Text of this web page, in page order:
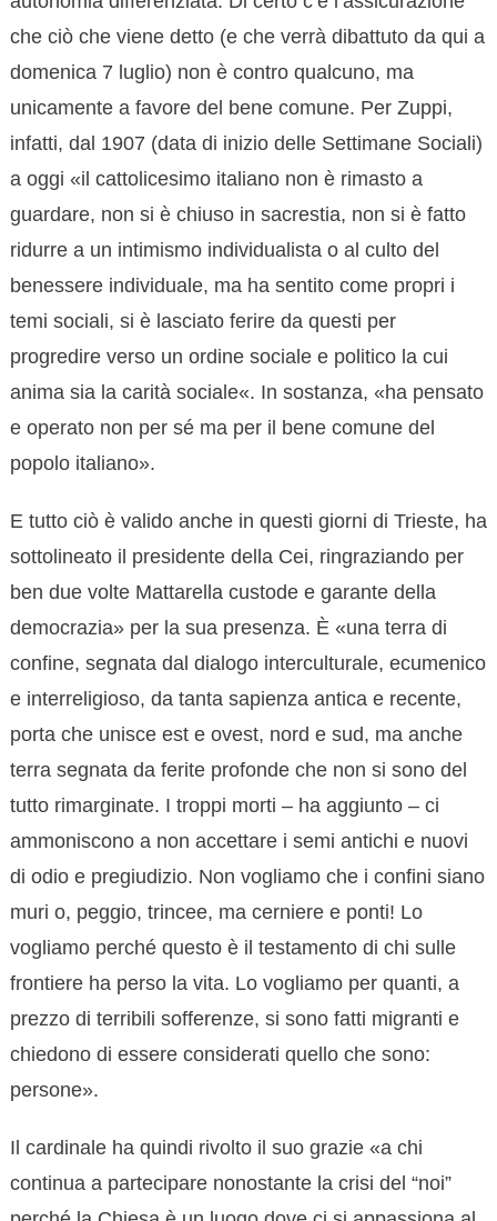
che ciò che viene detto (e che verrà dibattuto da qui a
domenica 7 luglio) non è contro qualcuno, ma
unicamente a favore del bene comune. Per Zuppi,
infatti, dal 1907 (data di inizio delle Settimane Sociali)
a oggi «il cattolicesimo italiano non è rimasto a
guardare, non si è chiuso in sacrestia, non si è fatto
ridurre a un intimismo individualista o al culto del
benessere individuale, ma ha sentito come propri i
temi sociali, si è lasciato ferire da questi per
progredire verso un ordine sociale e politico la cui
anima sia la carità sociale«. In sostanza, «ha pensato
e operato non per sé ma per il bene comune del
popolo italiano».
E tutto ciò è valido anche in questi giorni di Trieste, ha
sottolineato il presidente della Cei, ringraziando per
ben due volte Mattarella custode e garante della
democrazia» per la sua presenza. È «una terra di
confine, segnata dal dialogo interculturale, ecumenico
e interreligioso, da tanta sapienza antica e recente,
porta che unisce est e ovest, nord e sud, ma anche
terra segnata da ferite profonde che non si sono del
tutto rimarginate. I troppi morti – ha aggiunto – ci
ammoniscono a non accettare i semi antichi e nuovi
di odio e pregiudizio. Non vogliamo che i confini siano
muri o, peggio, trincee, ma cerniere e ponti! Lo
vogliamo perché questo è il testamento di chi sulle
frontiere ha perso la vita. Lo vogliamo per quanti, a
prezzo di terribili sofferenze, si sono fatti migranti e
chiedono di essere considerati quello che sono:
persone».
Il cardinale ha quindi rivolto il suo grazie «a chi
continua a partecipare nonostante la crisi del “noi”